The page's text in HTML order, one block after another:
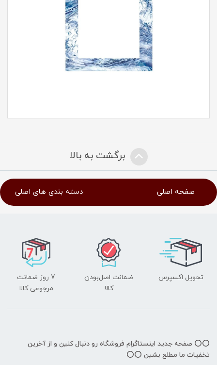
برگشت به بالا
صفحه اصلی دسته بندی های اصلی
تحویل اکسپرس
ضمانت اصل‌بودن
کالا
7 روز ضمانت
مرجوعی کالا
⭕️⭕️ صفحه جدید اینستاگرام فروشگاه رو دنبال کنین و از آخرین
تخفیات ما مطلع بشین ⭕️⭕️